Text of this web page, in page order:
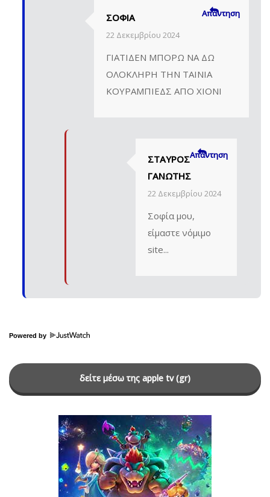
ΣΟΦΙΑ
22 Δεκεμβρίου 2024
ΓΙΑΤΙΔΕΝ ΜΠΟΡΩ ΝΑ ΔΩ
ΟΛΟΚΛΗΡΗ ΤΗΝ ΤΑΙΝΙΑ
ΚΟΥΡΑΜΠΙΕΔΣ ΑΠΟ ΧΙΟΝΙ
Απάντηση
ΣΤΑΎΡΟΣ
ΓΑΝΩΤΉΣ
22 Δεκεμβρίου 2024
Σοφία μου,
είμαστε νόμιμο
site...
Απάντηση
Powered by
δείτε μέσω της apple tv (gr)